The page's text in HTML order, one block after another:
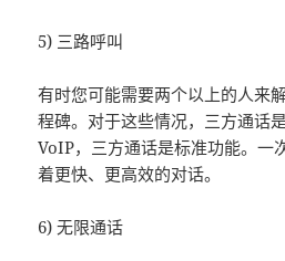
5) 三路呼叫
有时您可能需要两个以上的人来
程碑。对于这些情况，三方通话
VoIP，三方通话是标准功能。一
着更快、更高效的对话。
6) 无限通话